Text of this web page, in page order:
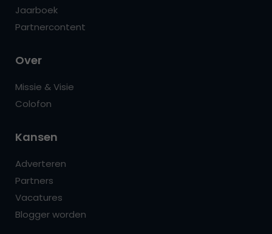
Jaarboek
Partnercontent
Over
Missie & Visie
Colofon
Kansen
Adverteren
Partners
Vacatures
Blogger worden